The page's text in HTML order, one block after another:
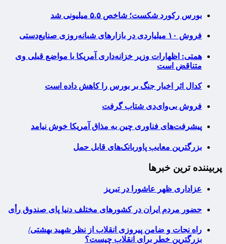
بورس رکورد شکست؛ شاخص ۵.۵ میلیونی شد
فروش ۱۰ میلیاردی در بازارهای شبانه‌روزی صنایع‌دستی
همتی: اظهارات وزیر خزانه‌داری آمریکا با مواضع قبلی وی
متناقض است
کدال اثر اخبار جنگ بر بورس را کاهش داده است
فروش بی‌وای‌دی شتاب گرفت
پیشرفت‌های فناوری چین به مذاق آمریکا خوش نیامد
بزرگترین معایب پاوربانک‌های قابل حمل
پربیننده ترین خبرها
عزاداری ظهر عاشورا در تبریز
حضور مردم ایران در کشورهای مختلف دنیا پای صندوق رأی
راه نجات و ضامن پیروزی انقلاب از نظر شهید بهشتی/
بزرگترین خطر برای انقلاب چیست؟